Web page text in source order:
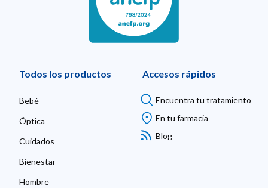
Todos los productos
Bebé
Óptica
Cuidados
Bienestar
Hombre
Accesos rápidos
Encuentra tu tratamiento
En tu farmacia
Blog